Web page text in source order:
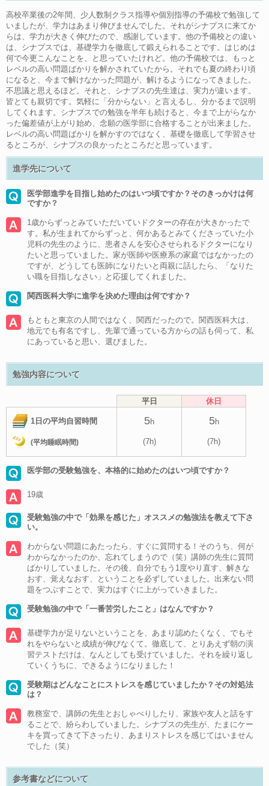
高校卒業後の2年間、少人数制クラス指導や個別指導の予備校で勉強して
いましたが、学力はあまり伸びませんでした。それがシナプスに来てか
らは、学力が大きく伸びたので、感謝しています。他の予備校との違い
は、シナプスでは、基礎学力を徹底して鍛えられることです。はじめは
何で今更こんなことを、と思っていたけれど。他の予備校では、もっと
レベルの高い問題ばかりを解かされていたから。それでも夏の終わり頃
になると、今まで解けなかった問題が、解けるようになってきました。
不思議と思えるほど。それと、シナプスの先生達は、実力が違います。
皆とても親切です。気軽に「分からない」と言えるし、分かるまで説明
してくれます。シナプスでの勉強を半年も続けると、今まで上がらなか
った偏差値が上がり始め、念願の医学部に合格することが出来ました。
レベルの高い問題ばかりを解かすのではなく、基礎を徹底して学習させ
るところが、シナプスの良かったところだと思っています。
進学先について
医学部進学を目指し始めたのはいつ頃ですか？そのきっかけは何
ですか？
1歳からずっとみていただいていドクターの存在が大きかったで
す。私が生まれてからずっと、何かあるとみてくださっていた小
児科の先生のように、患者さんを安心させられるドクターになり
たいと思っていました。家が医師や医療系の家庭ではなかったの
ですが、どうしても医師になりたいと両親に話したら、「なりた
い職を目指しなさい」と応援してくれました。
関西医科大学に進学を決めた理由は何ですか？
もともと東京の人間ではなく、関西だったので。関西医科大は、
地元でも有名ですし、先輩で通っている方からの話も伺って、私
にあっていると思い、選びました。
勉強内容について
平日 休日
1日の平均自習時間 5h 5h
(平均睡眠時間) (7h) (7h)
医学部の受験勉強を、本格的に始めたのはいつ頃ですか？
19歳
受験勉強の中で「効果を感じた」オススメの勉強法を教えて下さ
い。
わからない問題にあたったら、すぐに質問する！そのうち、何が
わからなかったのか、忘れてしまうので（笑）講師の先生に質問
ばかりしていました。その後、自分でもう1度やり直す、解きな
おす、覚えなおす、ということを必ずしていました。出来ない問
題をつぶすことで、実力はすぐに上がっていきました。
受験勉強の中で「一番苦労したこと」はなんですか？
基礎学力が足りないということを、あまり認めたくなく、でもそ
れをやらないと成績が伸びなくて。徹底して、とりあえず朝の演
習テストだけは、なんとしても受けていました。それを繰り返し
ていくうちに、できるようになりました！
受験期はどんなことにストレスを感じていましたか？その対処法
は？
教務室で、講師の先生とおしゃべりしたり、家族や友人と話をす
ることで、紛らわしていました。シナプスの先生が、たまにケー
キを買ってきて下さったり、あまりストレスを感じてはいません
でした（笑）
参考書などについて